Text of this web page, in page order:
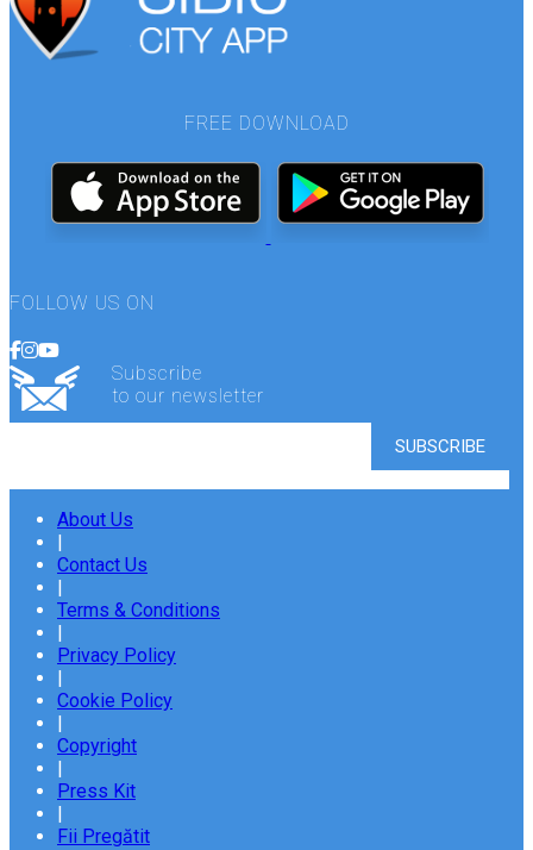
FREE DOWNLOAD
FOLLOW US ON
Subscribe
to our newsletter
About Us
|
Contact Us
|
Terms & Conditions
|
Privacy Policy
|
Cookie Policy
|
Copyright
|
Press Kit
|
Fii Pregătit